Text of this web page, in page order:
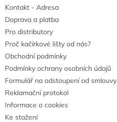
Kontakt - Adresa
Doprava a platba
Pro distributory
Proč kačírkové lišty od nás?
Obchodní podmínky
Podmínky ochrany osobních údajů
Formulář na odstoupení od smlouvy
Reklamační protokol
Informace o cookies
Ke stažení